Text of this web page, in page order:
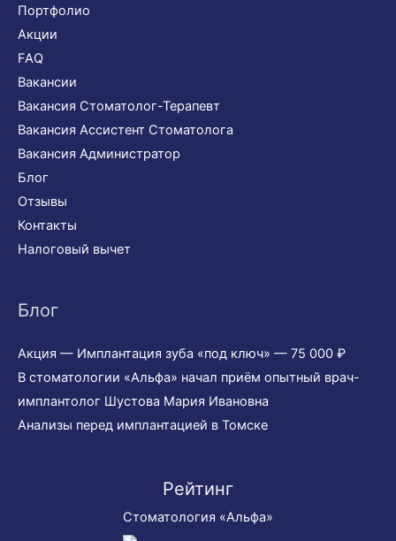
Портфолио
Акции
FAQ
Вакансии
Вакансия Стоматолог-Терапевт
Вакансия Ассистент Стоматолога
Вакансия Администратор
Блог
Отзывы
Контакты
Налоговый вычет
Блог
Акция — Имплантация зуба «под ключ» — 75 000 ₽
В стоматологии «Альфа» начал приём опытный врач-
имплантолог Шустова Мария Ивановна
Анализы перед имплантацией в Томске
Рейтинг
Стоматология «Альфа»